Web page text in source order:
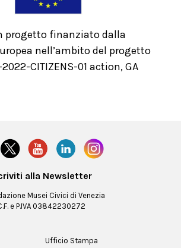
progetto finanziato dalla
nell’ambito del progetto
2022-CITIZENS-01 action, GA
alla Newsletter
Musei Civici di Venezia
e P.IVA 03842230272
Ufficio Stampa